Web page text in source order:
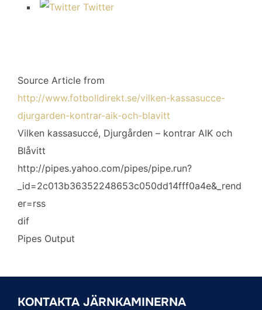
Twitter
Source Article from
http://www.fotbolldirekt.se/vilken-kassasucce-
djurgarden-kontrar-aik-och-blavitt
Vilken kassasuccé, Djurgården – kontrar AIK och
Blåvitt
http://pipes.yahoo.com/pipes/pipe.run?
_id=2c013b36352248653c050dd14fff0a4e&_rend
er=rss
dif
Pipes Output
KONTAKTA JÄRNKAMINERNA